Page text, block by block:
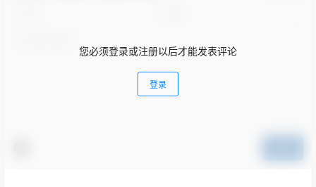
您必须登录或注册以后才能发表评论
登录